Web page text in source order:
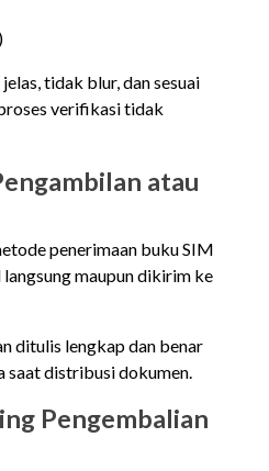
tidak blur, dan sesuai
verifikasi tidak
atau
penerimaan buku SIM
maupun dikirim ke
ditulis lengkap dan benar
saat distribusi dokumen.
Pengembalian